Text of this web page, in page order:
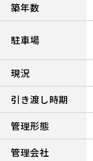
築年数
駐車場
現況
引き渡し時期
管理形態
管理会社